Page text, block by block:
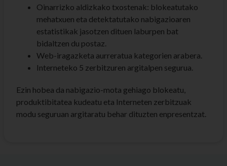
Oinarrizko aldizkako txostenak: blokeatutako
mehatxuen eta detektatutako nabigazioaren
estatistikak jasotzen dituen laburpen bat
bidaltzen du postaz.
Web-iragazketa aurreratua kategorien arabera.
Interneteko 5 zerbitzuren argitalpen segurua.
Ezin hobea da nabigazio-mota gehiago blokeatu,
produktibitatea kudeatu eta Interneten zerbitzuak
modu seguruan argitaratu behar dituzten enpresentzat.